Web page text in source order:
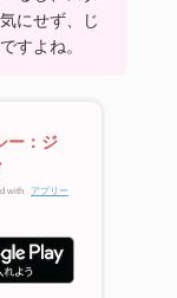
にせず、じ
すよね。
ー：ジ
with
アプリー